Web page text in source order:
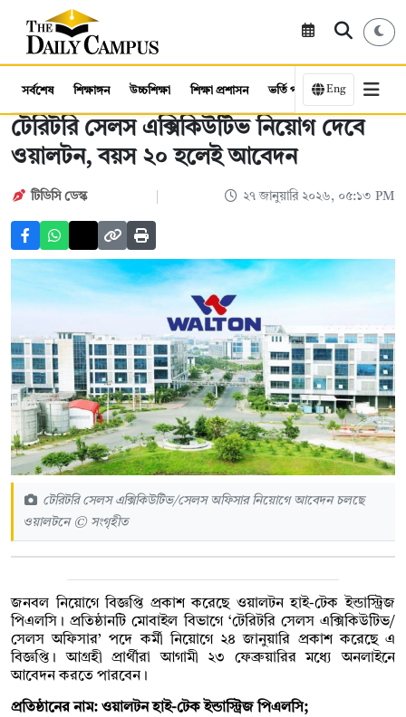
সর্বশেষ শিক্ষাঙ্গন উচ্চশিক্ষা শিক্ষা প্রশাসন ভর্তি পরীক্ষা কর্মসংস্থান
Eng
টেরিটরি সেলস এক্সিকিউটিভ নিয়োগ দেবে
ওয়ালটন, বয়স ২০ হলেই আবেদন
টিডিসি ডেস্ক ২৭ জানুয়ারি ২০২৬, ০৫:১৩ PM
টেরিটরি সেলস এক্সিকিউটিভ/সেলস অফিসার নিয়োগে আবেদন চলছে
ওয়ালটনে © সংগৃহীত
জনবল নিয়োগে বিজ্ঞপ্তি প্রকাশ করেছে ওয়ালটন হাই-টেক ইন্ডাস্ট্রিজ
পিএলসি। প্রতিষ্ঠানটি মোবাইল বিভাগে ‘টেরিটরি সেলস এক্সিকিউটিভ/
সেলস অফিসার’ পদে কর্মী নিয়োগে ২৪ জানুয়ারি প্রকাশ করেছে এ
বিজ্ঞপ্তি। আগ্রহী প্রার্থীরা আগামী ২৩ ফেব্রুয়ারির মধ্যে অনলাইনে
আবেদন করতে পারবেন।
প্রতিষ্ঠানের নাম: ওয়ালটন হাই-টেক ইন্ডাস্ট্রিজ পিএলসি;